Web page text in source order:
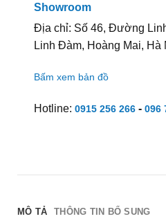
Showroom
Địa chỉ: Số 46, Đường
Linh Đàm, Hoàng Mai, Hà
Bấm xem bản đồ
Hotline: 0915 256 266- 096
MÔ TẢ THÔNG TIN BỔ SUNG